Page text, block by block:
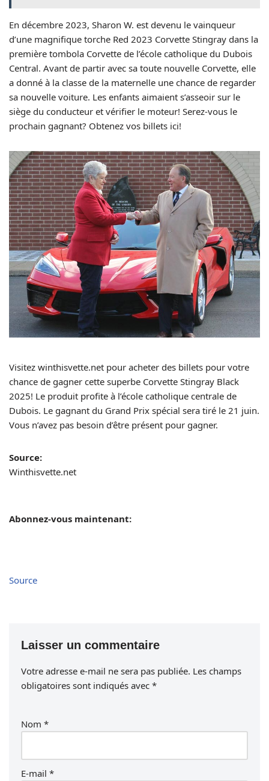
En décembre 2023, Sharon W. est devenu le vainqueur
d’une magnifique torche Red 2023 Corvette Stingray dans la
première tombola Corvette de l’école catholique du Dubois
Central. Avant de partir avec sa toute nouvelle Corvette, elle
a donné à la classe de la maternelle une chance de regarder
sa nouvelle voiture. Les enfants aimaient s’asseoir sur le
siège du conducteur et vérifier le moteur! Serez-vous le
prochain gagnant? Obtenez vos billets ici!
Visitez winthisvette.net pour acheter des billets pour votre
chance de gagner cette superbe Corvette Stingray Black
2025! Le produit profite à l’école catholique centrale de
Dubois. Le gagnant du Grand Prix spécial sera tiré le 21 juin.
Vous n’avez pas besoin d’être présent pour gagner.
Source:
Winthisvette.net
Abonnez-vous maintenant:
Source
Laisser un commentaire
Votre adresse e-mail ne sera pas publiée. Les champs
obligatoires sont indiqués avec *
Nom *
E-mail *